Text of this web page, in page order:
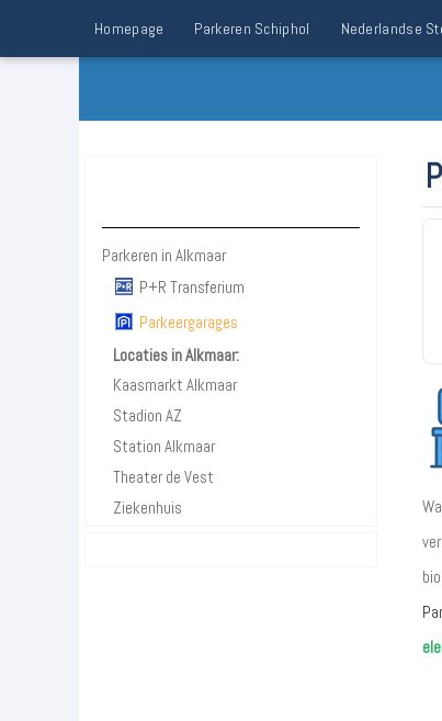
Homepage Parkeren Schiphol Nederlandse
Parkeren in Alkmaar
P+R Transferium
Parkeergarages
Locaties in Alkmaar:
Kaasmarkt Alkmaar
Stadion AZ
Station Alkmaar
Theater de Vest
Ziekenhuis